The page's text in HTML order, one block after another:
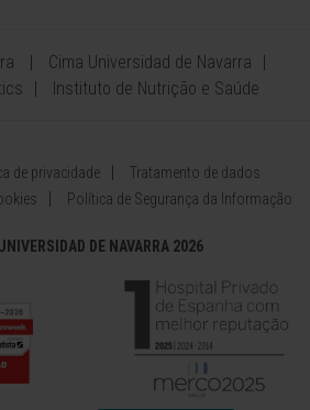
Cima Universidad de Navarra
Instituto de Nutrição e Saúde
de privacidade
Tratamento de dados
Política de Segurança da Informação
DE NAVARRA 2026